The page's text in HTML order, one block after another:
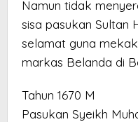
Namun tidak
sisa pasukan Sultan
selamat guna
markas Belanda di
Tahun 1670 M
Pasukan Syeikh